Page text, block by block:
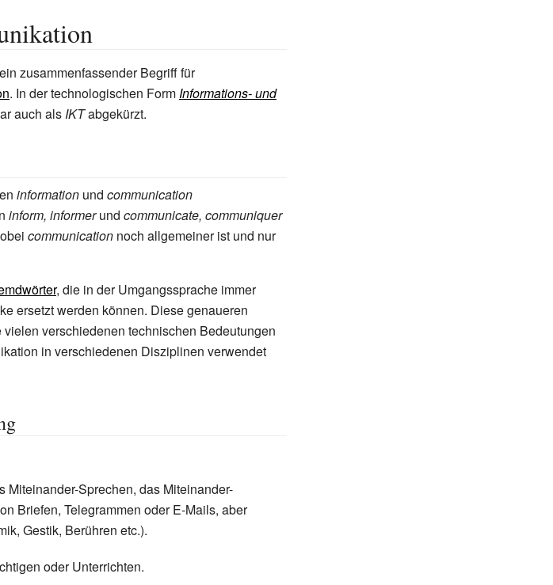
zusammenfassender Begriff für
. In der technologischen FormInformations- und
auch als IKTabgekürzt.
information und communication
inform, informerund communicate, communiquer
communication noch allgemeiner ist und nur
, die in der Umgangssprache immer
ersetzt werden können. Diese genaueren
verschiedenen technischen Bedeutungen
in verschiedenen Disziplinen verwendet
Sprechen, das Miteinander-
Briefen, Telegrammen oder E-Mails, aber
Gestik, Berühren etc.).
oder Unterrichten.